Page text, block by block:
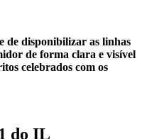
de disponibilizar as linhas
de forma clara e visível
celebrados com os
do IL